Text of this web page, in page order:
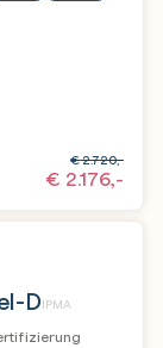
€ 2.176,-
€2.720,-
DIPMA